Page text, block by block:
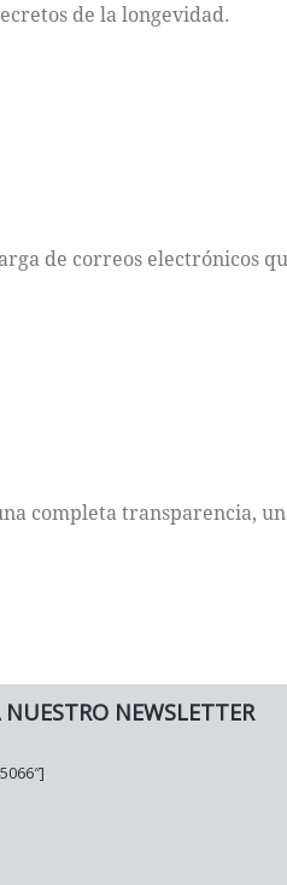
de la longevidad.
de correos electrónicos
completa transparencia,
NUESTRO NEWSLETTER